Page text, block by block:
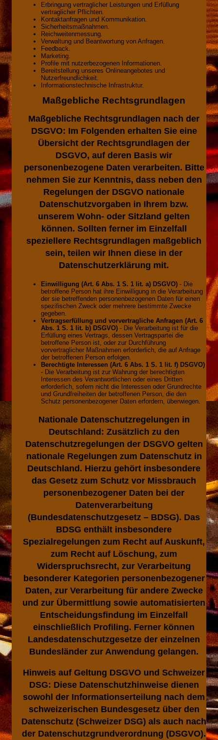
Erbringung vertraglicher Leistungen und Erfüllung
vertraglicher Pflichten.
Kontaktanfragen und Kommunikation.
Sicherheitsmaßnahmen.
Reichweitenmessung.
Verwaltung und Beantwortung von Anfragen.
Feedback.
Marketing.
Profile mit nutzerbezogenen Informationen.
Bereitstellung unseres Onlineangebotes und
Nutzerfreundlichkeit.
Informationstechnische Infrastruktur.
Maßgebliche Rechtsgrundlagen
Maßgebliche Rechtsgrundlagen nach der
DSGVO: Im Folgenden erhalten Sie eine
Übersicht der Rechtsgrundlagen der
DSGVO, auf deren Basis wir
personenbezogene Daten verarbeiten. Bitte
nehmen Sie zur Kenntnis, dass neben den
Regelungen der DSGVO nationale
Datenschutzvorgaben in Ihrem bzw.
unserem Wohn- oder Sitzland gelten
können. Sollten ferner im Einzelfall
speziellere Rechtsgrundlagen maßgeblich
sein, teilen wir Ihnen diese in der
Datenschutzerklärung mit.
Einwilligung (Art. 6 Abs. 1 S. 1 lit. a) DSGVO) - Die
betroffene Person hat ihre Einwilligung in die Verarbeitung
der sie betreffenden personenbezogenen Daten für einen
spezifischen Zweck oder mehrere bestimmte Zwecke
gegeben.
Vertragserfüllung und vorvertragliche Anfragen (Art. 6
Abs. 1 S. 1 lit. b) DSGVO) - Die Verarbeitung ist für die
Erfüllung eines Vertrags, dessen Vertragspartei die
betroffene Person ist, oder zur Durchführung
vorvertraglicher Maßnahmen erforderlich, die auf Anfrage
der betroffenen Person erfolgen.
Berechtigte Interessen (Art. 6 Abs. 1 S. 1 lit. f) DSGVO)
- Die Verarbeitung ist zur Wahrung der berechtigten
Interessen des Verantwortlichen oder eines Dritten
erforderlich, sofern nicht die Interessen oder Grundrechte
und Grundfreiheiten der betroffenen Person, die den
Schutz personenbezogener Daten erfordern, überwiegen.
Nationale Datenschutzregelungen in
Deutschland: Zusätzlich zu den
Datenschutzregelungen der DSGVO gelten
nationale Regelungen zum Datenschutz in
Deutschland. Hierzu gehört insbesondere
das Gesetz zum Schutz vor Missbrauch
personenbezogener Daten bei der
Datenverarbeitung
(Bundesdatenschutzgesetz – BDSG). Das
BDSG enthält insbesondere
Spezialregelungen zum Recht auf Auskunft,
zum Recht auf Löschung, zum
Widerspruchsrecht, zur Verarbeitung
besonderer Kategorien personenbezogener
Daten, zur Verarbeitung für andere Zwecke
und zur Übermittlung sowie automatisierten
Entscheidungsfindung im Einzelfall
einschließlich Profiling. Ferner können
Landesdatenschutzgesetze der einzelnen
Bundesländer zur Anwendung gelangen.
Hinweis auf Geltung DSGVO und Schweizer
DSG: Diese Datenschutzhinweise dienen
sowohl der Informationserteilung nach dem
schweizerischen Bundesgesetz über den
Datenschutz (Schweizer DSG) als auch nach
der Datenschutzgrundverordnung (DSGVO).